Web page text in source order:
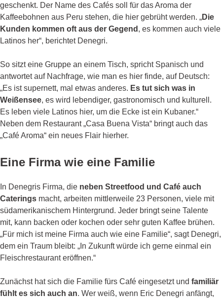
geschenkt. Der Name des Cafés soll für das Aroma der
Kaffeebohnen aus Peru stehen, die hier gebrüht werden. „Die
Kunden kommen oft aus der Gegend , es kommen auch viele
Latinos her“, berichtet Denegri.
So sitzt eine Gruppe an einem Tisch, spricht Spanisch und
antwortet auf Nachfrage, wie man es hier finde, auf Deutsch:
„Es ist supernett, mal etwas anderes. Es tut sich was in
Weißensee, es wird lebendiger, gastronomisch und kulturell.
Es leben viele Latinos hier, um die Ecke ist ein Kubaner.“
Neben dem Restaurant „Casa Buena Vista“ bringt auch das
„Café Aroma“ ein neues Flair hierher.
Eine Firma wie eine Familie
In Denegris Firma, die neben Streetfood und Café auch
Caterings macht, arbeiten mittlerweile 23 Personen, viele mit
südamerikanischem Hintergrund. Jeder bringt seine Talente
mit, kann backen oder kochen oder sehr guten Kaffee brühen.
„Für mich ist meine Firma auch wie eine Familie“, sagt Denegri,
dem ein Traum bleibt: „In Zukunft würde ich gerne einmal ein
Fleischrestaurant eröffnen.“
Zunächst hat sich die Familie fürs Café eingesetzt und familiär
fühlt es sich auch an. Wer weiß, wenn Eric Denegri anfängt,